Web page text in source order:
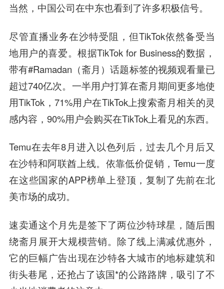
当然，中国公司在中东也看到了许多积极信号。
尽管直播业务在沙特受阻，但TikTok依然备受当
地用户的喜爱。根据TikTok for Business的数据，
带有#Ramadan（斋月）话题标签的视频观看量已
超过740亿次。一半用户打算在斋月期间更多地使
用TikTok，71%用户在TikTok上搜索斋月相关的灵
感内容，90%用户会购买在TikTok上看见的东西。
Temu在去年8月进入以色列后，过去几个月后又
在沙特和阿联酋上线。依靠低价促销，Temu一度
在这些国家的APP榜单上登顶，复制了先前在北
美市场的成功。
速卖通这个月先是签下了两位沙特球星，随后围
绕斋月展开大规模营销。除了线上满减优惠外，
它的巨幅广告出现在沙特各大城市的地标建筑和
街头巷尾，还抢占了该国*的公路路牌，吸引了不